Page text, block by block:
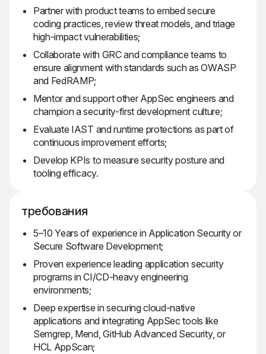
Partner with product teams to embed secure
coding practices, review threat models, and triage
high-impact vulnerabilities;
Collaborate with GRC and compliance teams to
ensure alignment with standards such as OWASP
and FedRAMP;
Mentor and support other AppSec engineers and
champion a security-first development culture;
Evaluate IAST and runtime protections as part of
continuous improvement efforts;
Develop KPIs to measure security posture and
tooling efficacy.
требования
5–10 Years of experience in Application Security or
Secure Software Development;
Proven experience leading application security
programs in CI/CD-heavy engineering
environments;
Deep expertise in securing cloud-native
applications and integrating AppSec tools like
Semgrep, Mend, GitHub Advanced Security, or
HCL AppScan;